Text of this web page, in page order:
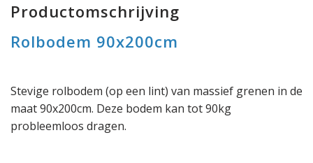
Productomschrijving
Rolbodem 90x200cm
Stevige rolbodem (op een lint) van massief grenen in de
maat 90x200cm. Deze bodem kan tot 90kg
probleemloos dragen.